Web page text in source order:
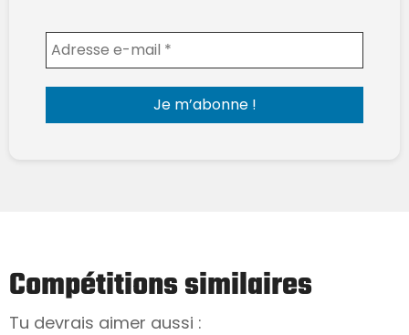
Compétitions similaires
Tu devrais aimer aussi :